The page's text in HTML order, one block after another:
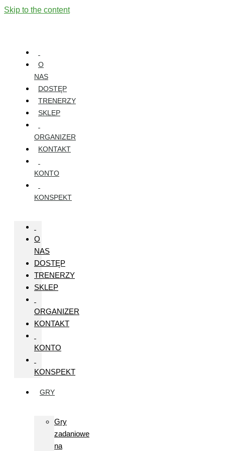
Skip to the content
O
NAS
DOSTĘP
TRENERZY
SKLEP
ORGANIZER
KONTAKT
KONTO
KONSPEKT
O
NAS
DOSTĘP
TRENERZY
SKLEP
ORGANIZER
KONTAKT
KONTO
KONSPEKT
GRY
Gry
zadaniowe
na